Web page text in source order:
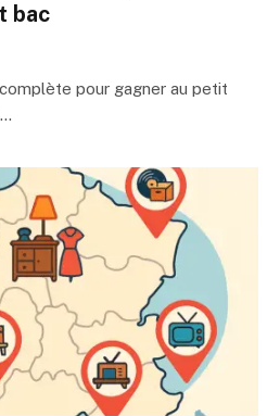
bac
pour gagner au petit